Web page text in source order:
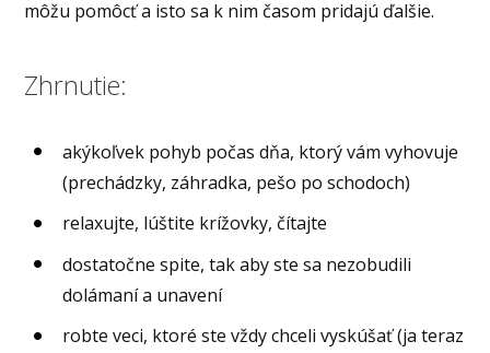
môžu pomôcť a isto sa k nim časom pridajú ďalšie.
Zhrnutie:
akýkoľvek pohyb počas dňa, ktorý vám vyhovuje
(prechádzky, záhradka, pešo po schodoch)
relaxujte, lúštite krížovky, čítajte
dostatočne spite, tak aby ste sa nezobudili
dolámaní a unavení
robte veci, ktoré ste vždy chceli vyskúšať (ja teraz